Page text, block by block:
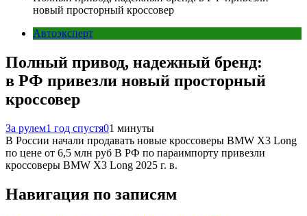
новый просторный кроссовер
Автоэксперт
Полный привод, надежный бренд:
в РФ привезли новый просторный
кроссовер
За рулем1 год спустя01 минуты
В России начали продавать новые кроссоверы BMW X3 Long
по цене от 6,5 млн руб В РФ по параимпорту привезли
кроссоверы BMW X3 Long 2025 г. в.
Навигация по записям